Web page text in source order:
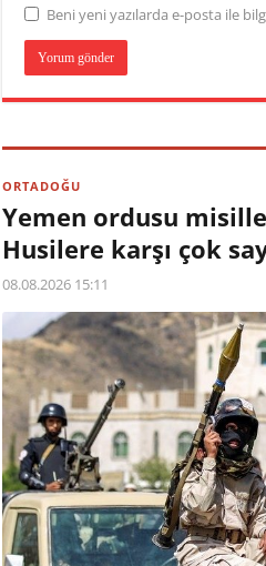
Beni yeni yazılarda e-posta ile
ORTADOĞU
Yemen ordusu
Husilere karşı çok
08.08.2026 15:11